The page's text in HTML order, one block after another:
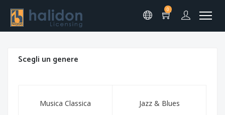
0
Scegli un genere
Musica Classica Jazz & Blues